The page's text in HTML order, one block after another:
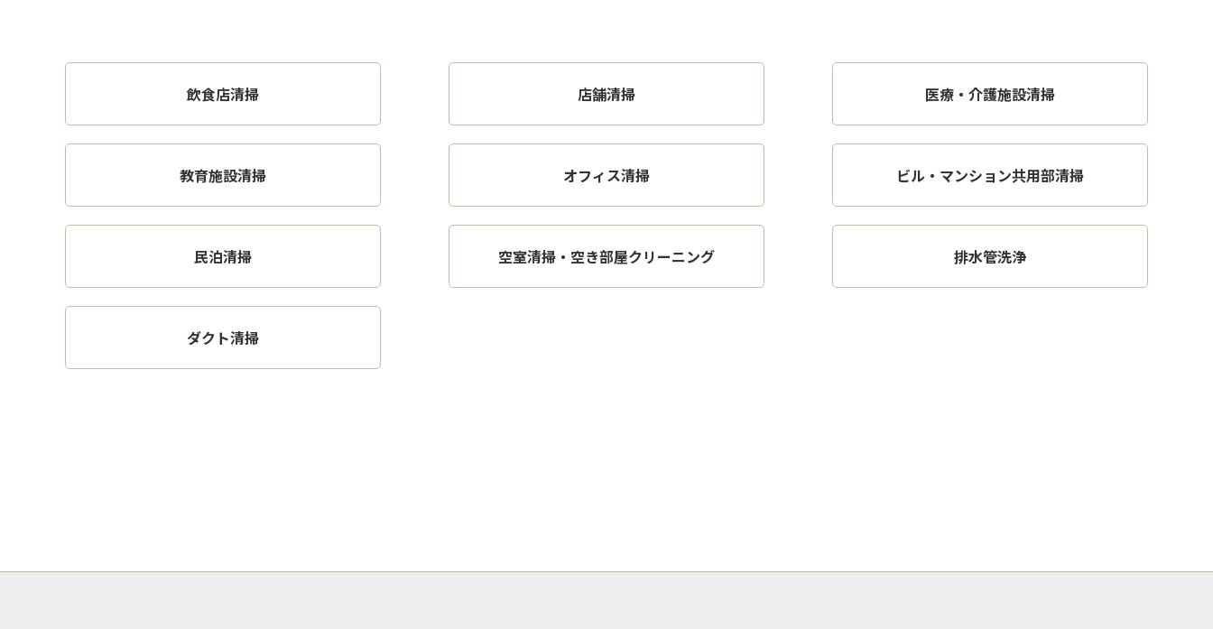
飲食店清掃 店舗清掃 医療・介護施設清掃
教育施設清掃 オフィス清掃 ビル・マンション共用部清掃
民泊清掃 空室清掃・空き部屋クリーニング 排水管洗浄
ダクト清掃